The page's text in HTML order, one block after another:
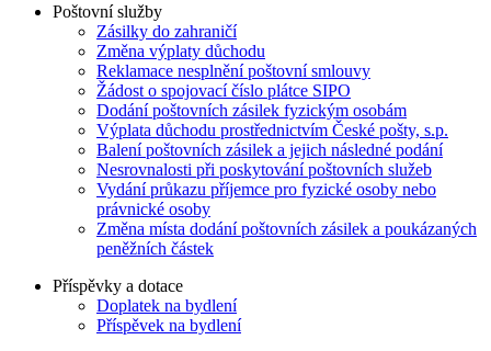
Poštovní služby
Zásilky do zahraničí
Změna výplaty důchodu
Reklamace nesplnění poštovní smlouvy
Žádost o spojovací číslo plátce SIPO
Dodání poštovních zásilek fyzickým osobám
Výplata důchodu prostřednictvím České pošty, s.p.
Balení poštovních zásilek a jejich následné podání
Nesrovnalosti při poskytování poštovních služeb
Vydání průkazu příjemce pro fyzické osoby nebo
právnické osoby
Změna místa dodání poštovních zásilek a poukázaných
peněžních částek
Příspěvky a dotace
Doplatek na bydlení
Příspěvek na bydlení